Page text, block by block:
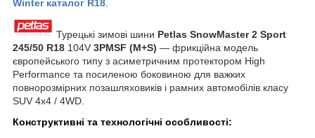
Winter каталог R18
Турецькі зимові шини Petlas SnowMaster 2 Sport
245/50 R18 104V 3PMSF (M+S) — фрикційна модель
європейського типу з асиметричним протектором High
Performance та посиленою боковиною для важких
повнорозмірних позашляховиків і рамних автомобілів класу
SUV 4x4 / 4WD.
Конструктивні та технологічні особливості: